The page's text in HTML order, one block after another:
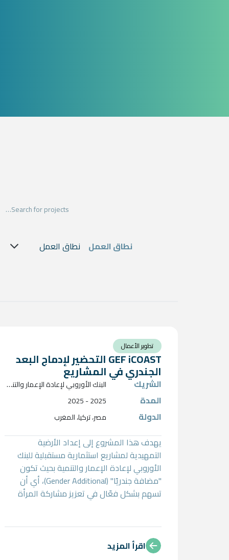
search form
our work filter form
نطاق العمل
تطوير الأعمال
GEF iCOAST التحضير لإدماج البعد
الجندري في المشاريع
الشريك ا
لبنك الأوروبي لإعادة الإعمار والتنمية (EBRD)
المدة
2025 - 2025
الدولة مصر، تركيا، المغرب
يهدف هذا المشروع إلى إعداد الأرضية
التمهيدية لمشاريع استثمارية مستقبلية للبنك
الأوروبي لإعادة الإعمار والتنمية بحيث تكون
"مضافة جندريًا" (Gender Additional)، أي أن
تسهم بشكل فعّال في تعزيز مشاركة المرأة
اعتبار النساء شريحة مستهلكين متميزة تستحق
اقرأ المزيد